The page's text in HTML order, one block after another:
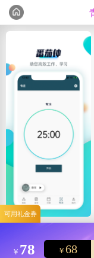
可用礼金券
￥ 78 ￥ 68